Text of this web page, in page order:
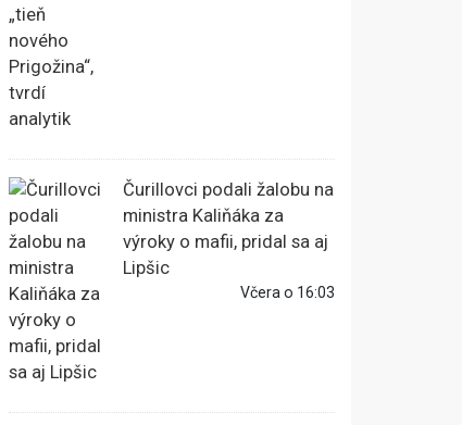
Čurillovci podali žalobu na
ministra Kaliňáka za
výroky o mafii, pridal sa aj
Lipšic
Včera o 16:03